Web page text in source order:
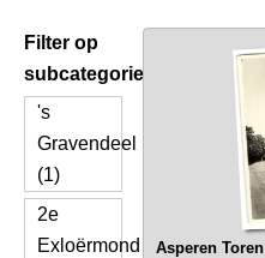
Filter op
subcategorie
's
Gravendeel
(1)
2e
Exloërmond
Asperen Toren